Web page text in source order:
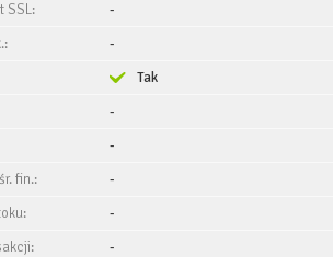
SSL:
-
-
Tak
-
-
fin.:
-
-
-